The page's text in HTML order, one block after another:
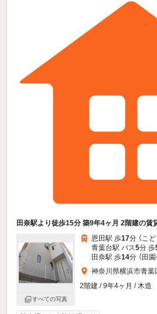
田奈駅より徒歩15分 築9年4ヶ月 2階建の賃
すべての写真
恩田駅 歩17分 （こど
青葉台駅 バス5分 歩
田奈駅 歩14分 （田園
神奈川県横浜市青葉
2階建 / 9年4ヶ月 / 木造